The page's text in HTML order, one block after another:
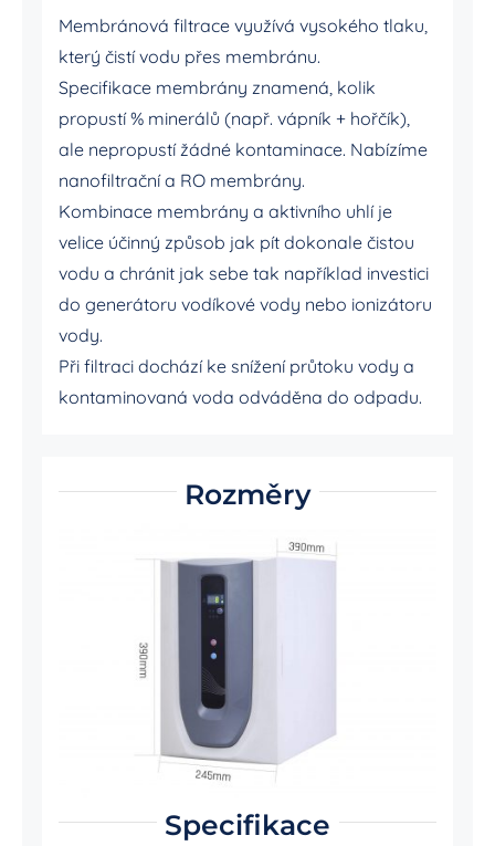
Membránová filtrace využívá vysokého tlaku,
který čistí vodu přes membránu.
Specifikace membrány znamená, kolik
propustí % minerálů (např. vápník + hořčík),
ale nepropustí žádné kontaminace. Nabízíme
nanofiltrační a RO membrány.
Kombinace membrány a aktivního uhlí je
velice účinný způsob jak pít dokonale čistou
vodu a chránit jak sebe tak například investici
do generátoru vodíkové vody nebo ionizátoru
vody.
Při filtraci dochází ke snížení průtoku vody a
kontaminovaná voda odváděna do odpadu.
Rozměry
Specifikace